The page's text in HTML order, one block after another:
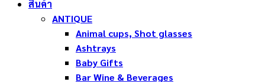
สินค้า
ANTIQUE
Animal cups, Shot glasses
Ashtrays
Baby Gifts
Bar Wine & Beverages